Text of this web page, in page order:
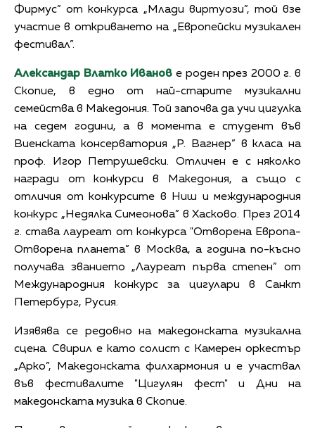
Фирмус” от конкурса „Млади виртуози”, той взе
участие в откриването на „Европейски музикален
фестивал”.
Александар Влатко Иванов е роден през 2000 г. в
Скопие, в едно от най-старите музикални
семейства в Македония. Той започва да учи цигулка
на седем години, а в момента е студент във
Виенската консерватория „Р. Вагнер” в класа на
проф. Игор Петрушевски. Отличен е с няколко
награди от конкурси в Македония, а също с
отличия от конкурсите в Ниш и международния
конкурс „Недялка Симеонова” в Хасково. През 2014
г. става лауреат от конкурса "Отворена Европа-
Отворена планета” в Москва, а година по-късно
получава званието „Лауреат първа степен” от
Международния конкурс за цигулари в Санкт
Петербург, Русия.
Изявява се редовно на македонската музикална
сцена. Свирил е като солист с Камерен оркестър
„Арко”, Македонската филхармония и е участвал
във фестивалите "Цигулян фест" и Дни на
македонската музика в Скопие.